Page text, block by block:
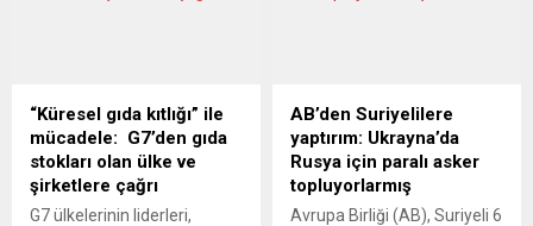
şikayetçi. Çalışma Bakanlığı
da iş gücünde yaşanan
eksikliğin, ekonomik
büyümeyi sekteye uğrattığı
uyarısında...
Ukrayna savaşından önce
zaten yüksek olan enerji
fiyatları daha da artarken,
Rusya ve Ukrayna’nın
başlıca üreticileri olduğu...
“Küresel gıda kıtlığı” ile
mücadele: G7’den gıda
stokları olan ülke ve
şirketlere çağrı
G7 ülkelerinin liderleri,
AB’den Suriyelilere
yaptırım: Ukrayna’da
Rusya için paralı asker
topluyorlarmış
Avrupa Birliği (AB), Suriyeli 6